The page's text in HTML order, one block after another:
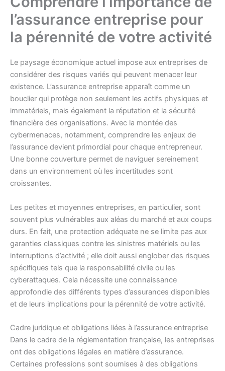
l’assurance entreprise pour
la pérennité de votre activité
Le paysage économique actuel impose aux entreprises de
considérer des risques variés qui peuvent menacer leur
existence. L’assurance entreprise apparaît comme un
bouclier qui protège non seulement les actifs physiques et
immatériels, mais également la réputation et la sécurité
financière des organisations. Avec la montée des
cybermenaces, notamment, comprendre les enjeux de
l’assurance devient primordial pour chaque entrepreneur.
Une bonne couverture permet de naviguer sereinement
dans un environnement où les incertitudes sont
croissantes.
Les petites et moyennes entreprises, en particulier, sont
souvent plus vulnérables aux aléas du marché et aux coups
durs. En fait, une protection adéquate ne se limite pas aux
garanties classiques contre les sinistres matériels ou les
interruptions d’activité ; elle doit aussi englober des risques
spécifiques tels que la responsabilité civile ou les
cyberattaques. Cela nécessite une connaissance
approfondie des différents types d’assurances disponibles
et de leurs implications pour la pérennité de votre activité.
Cadre juridique et obligations liées à l’assurance entreprise
Dans le cadre de la réglementation française, les entreprises
ont des obligations légales en matière d’assurance.
Certaines professions sont soumises à des obligations